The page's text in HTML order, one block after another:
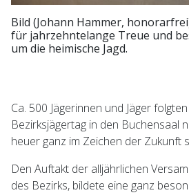
Bild (Johann Hammer,
für jahrzehntelange Treue und
um die heimische Jagd.
Ca. 500 Jägerinnen und Jäger
Bezirksjägertag in den Buchensaal
heuer ganz im Zeichen der Zukunft
Den Auftakt der alljährlichen
des Bezirks, bildete eine ganz